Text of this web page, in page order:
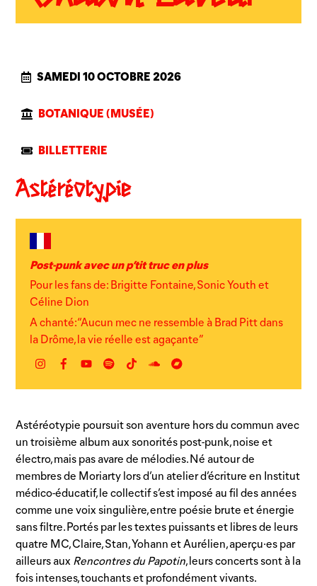
SAMEDI 10 OCTOBRE 2026
BOTANIQUE (MUSÉE)
BILLETTERIE
Astéréotypie
Post-punk avec un p’tit truc en plus
Pour les fans de: Brigitte Fontaine, Sonic Youth et
Céline Dion
A chanté: “Aucun mec ne ressemble à Brad Pitt dans
la Drôme, la vie réelle est agaçante”
Instagram
FacebookYouTubeSpotifyTikTokAutre
lien
Bandcamp
Astéréotypie poursuit son aventure hors du commun avec
un troisième album aux sonorités post-punk, noise et
électro, mais pas avare de mélodies. Né autour de
membres de Moriarty lors d’un atelier d’écriture en Institut
médico-éducatif, le collectif s’est imposé au fil des années
comme une voix singulière, entre poésie brute et énergie
sans filtre. Portés par les textes puissants et libres de leurs
quatre MC, Claire, Stan, Yohann et Aurélien, aperçu·es par
ailleurs aux Rencontres du Papotin, leurs concerts sont à la
fois intenses, touchants et profondément vivants.